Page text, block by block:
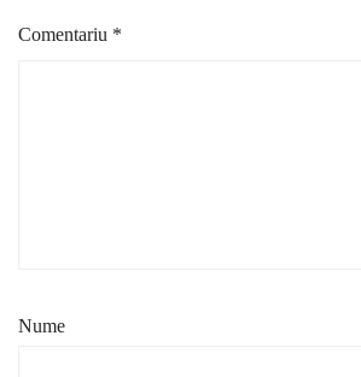
Comentariu *
Nume